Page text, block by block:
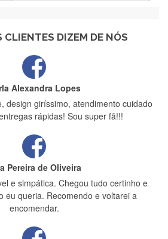
CLIENTES DIZEM DE NÓS
estrelas
Alexandra Lopes
design giríssimo, atendimento cuidado
rápidas! Sou super fã!!!
Pereira de Oliveira
e simpática. Chegou tudo certinho e
eu queria. Recomendo e voltarei a
encomendar.